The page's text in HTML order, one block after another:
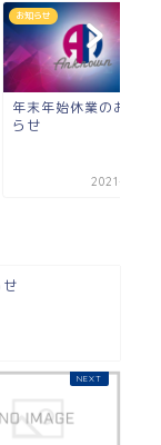
お知らせ
年末年始休業のお知
らせ
2021-12-11